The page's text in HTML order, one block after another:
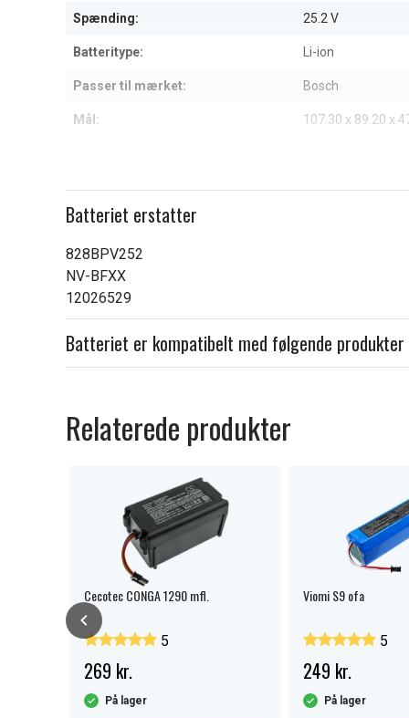
Spænding: 25.2 V
Batteritype: Li-ion
Passer til mærket: Bosch
Mål: 107.30 x 89.20 x
Batteriet erstatter
828BPV252
NV-BFXX
12026529
Batteriet er kompatibelt med følgende produkter
Relaterede produkter
Cecotec CONGA 1290 mfl.
5
269 kr.
På lager
Viomi S9 ofa
5
249 kr.
På lager